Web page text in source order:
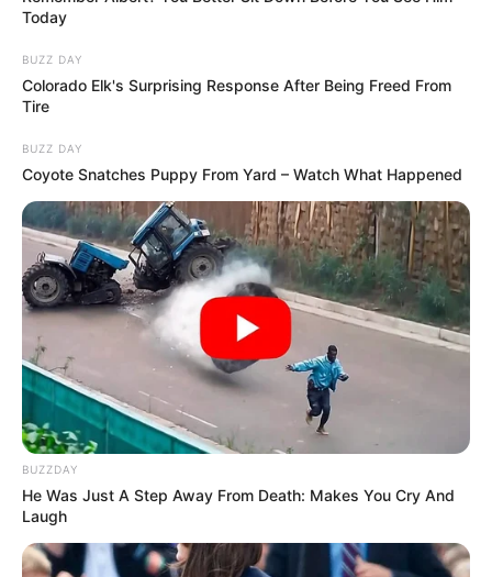
Today
BUZZ DAY
Colorado Elk's Surprising Response After Being Freed From
Tire
BUZZ DAY
Coyote Snatches Puppy From Yard – Watch What Happened
BUZZDAY
He Was Just A Step Away From Death: Makes You Cry And
Laugh